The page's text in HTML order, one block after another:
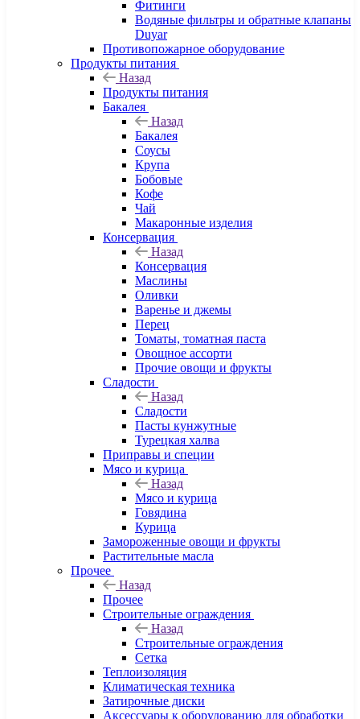
Фитинги
Водяные фильтры и обратные клапаны
Duyar
Противопожарное оборудование
Продукты питания
Назад
Продукты питания
Бакалея
Назад
Бакалея
Соусы
Крупа
Бобовые
Кофе
Чай
Макаронные изделия
Консервация
Назад
Консервация
Маслины
Оливки
Варенье и джемы
Перец
Томаты, томатная паста
Овощное ассорти
Прочие овощи и фрукты
Сладости
Назад
Сладости
Пасты кунжутные
Турецкая халва
Приправы и специи
Мясо и курица
Назад
Мясо и курица
Говядина
Курица
Замороженные овощи и фрукты
Растительные масла
Прочее
Назад
Прочее
Строительные ограждения
Назад
Строительные ограждения
Сетка
Теплоизоляция
Климатическая техника
Затирочные диски
Аксессуары к оборудованию для обработки